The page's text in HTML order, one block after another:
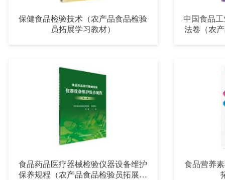
保健食品检验技术（农产品食品检验
员拓展学习教材）
中国食品
法卷（农
食品药品医疗器械检验仪器设备维护
保养规程（农产品食品检验员拓展学
食品营养